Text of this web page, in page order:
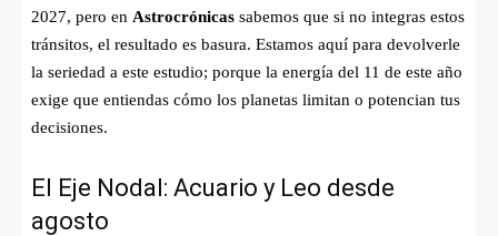
2027, pero en Astrocrónicas sabemos que si no integras estos
tránsitos, el resultado es basura. Estamos aquí para devolverle
la seriedad a este estudio; porque la energía del 11 de este año
exige que entiendas cómo los planetas limitan o potencian tus
decisiones.
El Eje Nodal: Acuario y Leo desde
agosto